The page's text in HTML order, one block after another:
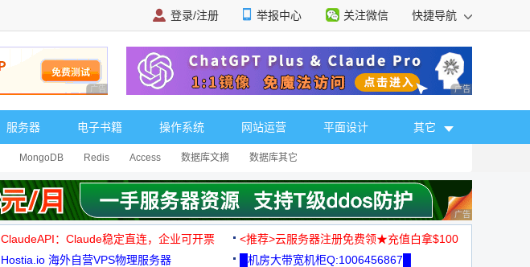
登录/注册 举报中心 关注微信 快捷导航
广告 商业广告，理性选择 广告 商业广告，理
服务器 电子书籍 操作系统 网站运营 平面设计 其它
MongoDB Redis Access 数据库文摘 数据库其它
广告 商业广告，理
ClaudeAPI：Claude稳定直连，企业可开票
<推荐>云服务器注册免费领★充值白拿$100
Hostia.io 海外自营VPS物理服务器
█机房大带宽机柜Q:1006456867█